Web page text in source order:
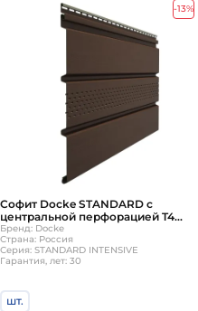
-13%
Софит Docke STANDARD с
центральной перфорацией T4
3000х305мм Каштан
Бренд: Docke
Страна: Россия
Серия: STANDARD INTENSIVE
Гарантия, лет: 30
шт.